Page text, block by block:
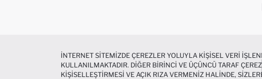
İNTERNET SITEMIZDE ÇEREZLER YOLUYLA KIŞISEL VERI
KULLANILMAKTADIR. DIĞER BIRINCI VE ÜÇÜNCÜ TARAF
KIŞISELLEŞTIRMESI VE AÇIK RIZA VERMENIZ HALINDE,